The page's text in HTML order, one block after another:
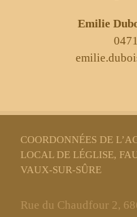
Emilie
COORDONNÉES DE
LOCAL DE LÉGLISE,
VAUX-SUR-SÛRE
Rue du Chaudfour 2,